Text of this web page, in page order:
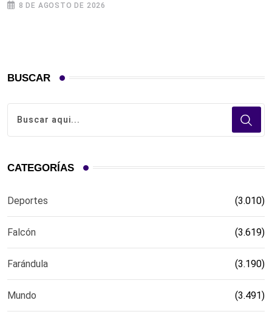
8 DE AGOSTO DE 2026
BUSCAR
CATEGORÍAS
Deportes (3.010)
Falcón (3.619)
Farándula (3.190)
Mundo (3.491)